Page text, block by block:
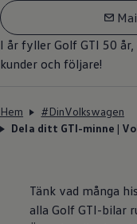
I år fyller Golf GTI 50
kunder och följare!
Hem
#DinVolkswagen
Dela ditt GTI-minne |
Tänk vad många
alla Golf GTI-bilar